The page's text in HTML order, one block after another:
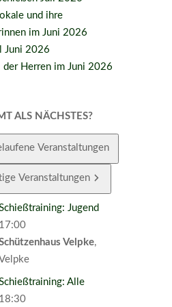
und ihre
im Juni 2026
Juni 2026
der Herren im Juni 2026
ALS NÄCHSTES?
Veranstaltungen
Veranstaltungen
Jugend
17:00
Velpke,
Alle
18:30